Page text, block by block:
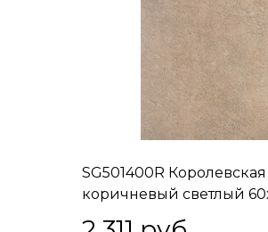
SG501400R
коричневый светлый